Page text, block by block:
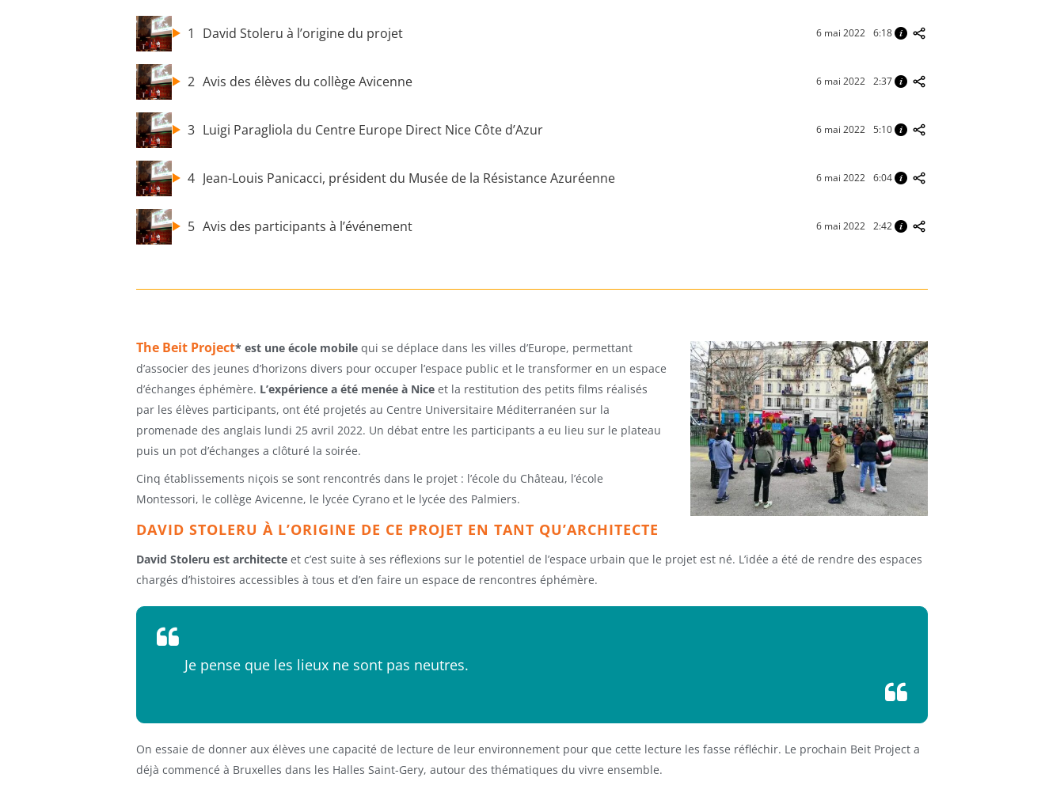
1 David Stoleru à l’origine du projet 6 mai 2022 6:18
2 Avis des élèves du collège Avicenne 6 mai 2022 2:37
3 Luigi Paragliola du Centre Europe Direct Nice Côte d’Azur 6 mai 2022 5:10
4 Jean-Louis Panicacci, président du Musée de la Résistance Azuréenne 6 mai 2022 6:04
5 Avis des participants à l’événement 6 mai 2022 2:42
The Beit Project* est une école mobile qui se déplace dans les villes d’Europe, permettant
d’associer des jeunes d’horizons divers pour occuper l’espace public et le transformer en un espace
d’échanges éphémère. L’expérience a été menée à Nice et la restitution des petits films réalisés
par les élèves participants, ont été projetés au Centre Universitaire Méditerranéen sur la
promenade des anglais lundi 25 avril 2022. Un débat entre les participants a eu lieu sur le plateau
puis un pot d’échanges a clôturé la soirée.
Cinq établissements niçois se sont rencontrés dans le projet : l’école du Château, l’école
Montessori, le collège Avicenne, le lycée Cyrano et le lycée des Palmiers.
DAVID STOLERU À L’ORIGINE DE CE PROJET EN TANT QU’ARCHITECTE
David Stoleru est architecte et c’est suite à ses réflexions sur le potentiel de l’espace urbain que le projet est né. L’idée a été de rendre des espaces
chargés d’histoires accessibles à tous et d’en faire un espace de rencontres éphémère.
Je pense que les lieux ne sont pas neutres.
On essaie de donner aux élèves une capacité de lecture de leur environnement pour que cette lecture les fasse réfléchir. Le prochain Beit Project a
déjà commencé à Bruxelles dans les Halles Saint-Gery, autour des thématiques du vivre ensemble.